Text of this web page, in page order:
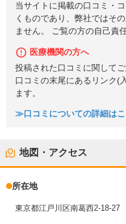
当サイトに掲載の口コミ・
くものであり、弊社ではそ
ません。 ご覧の方の自己責
医療機関の方へ
投稿された口コミに関して
口コミの末尾にあるリンク(
ます。
≫口コミについての詳細はこ
地図・アクセス
所在地
東京都江戸川区南葛西2-18-27